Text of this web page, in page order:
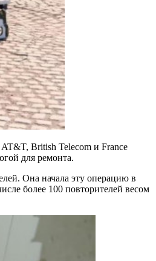
British Telecom и France
для ремонта.
Она начала эту операцию в
более 100 повторителей весом